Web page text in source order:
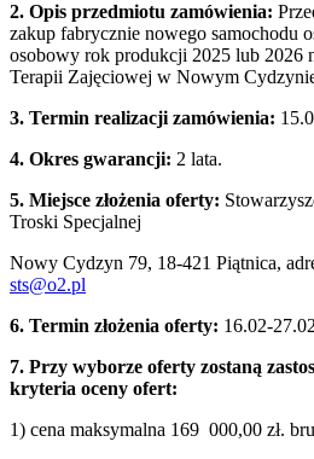
2. Opis przedmiotu zamówienia:
zakup fabrycznie nowego samochodu
osobowy rok produkcji 2025 lub 2026
Terapii Zajęciowej w Nowym
3. Termin realizacji zamówienia:
4. Okres gwarancji: 2 lata.
5. Miejsce złożenia oferty:
Troski Specjalnej
Nowy Cydzyn 79, 18-421 Piątnica,
sts@o2.pl
6. Termin złożenia oferty: 16.02-
7. Przy wyborze oferty zostaną
kryteria oceny ofert:
1) cena maksymalna 169 000,00 zł.